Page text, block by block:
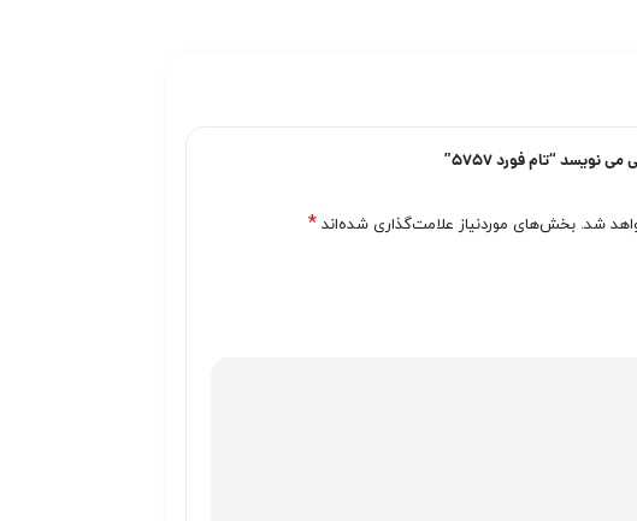
نویسد “تام فورد 5757”
شد. بخش‌های موردنیاز علامت‌گذاری شده‌اند *